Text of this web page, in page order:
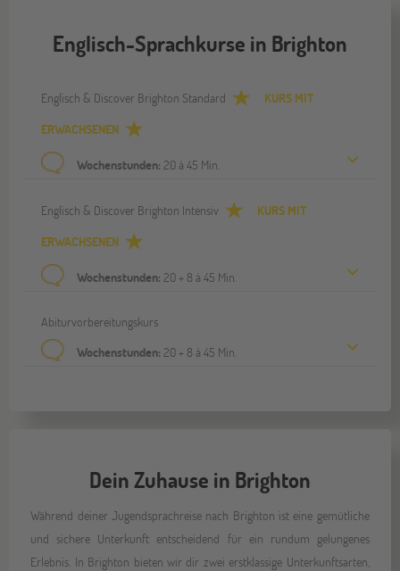
Englisch-Sprachkurse in Brighton
Englisch & Discover Brighton Standard
KURS MIT
ERWACHSENEN
Wochenstunden: 20 à 45 Min.
Englisch & Discover Brighton Intensiv
KURS MIT
ERWACHSENEN
Wochenstunden: 20 + 8 á 45 Min.
Abiturvorbereitungskurs
Wochenstunden: 20 + 8 à 45 Min.
Dein Zuhause in Brighton
Während deiner Jugendsprachreise nach Brighton ist eine gemütliche
und sichere Unterkunft entscheidend für ein rundum gelungenes
Erlebnis. In Brighton bieten wir dir zwei erstklassige Unterkunftsarten,